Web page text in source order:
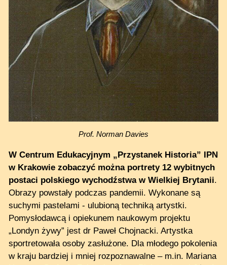
Prof. Norman Davies
W Centrum Edukacyjnym „Przystanek Historia” IPN
w Krakowie zobaczyć można portrety 12 wybitnych
postaci polskiego wychodźstwa w Wielkiej Brytanii.
Obrazy powstały podczas pandemii. Wykonane są
suchymi pastelami - ulubioną techniką artystki.
Pomysłodawcą i opiekunem naukowym projektu
„Londyn żywy” jest dr Paweł Chojnacki. Artystka
sportretowała osoby zasłużone. Dla młodego pokolenia
w kraju bardziej i mniej rozpoznawalne – m.in. Mariana